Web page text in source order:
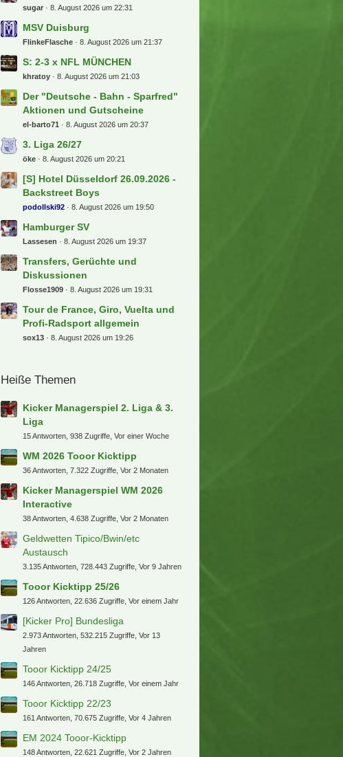
sugar 8. August 2026 um 22:31
MSV Duisburg
FlinkeFlasche 8. August 2026 um 21:37
S: 2-3 x NFL MÜNCHEN
khratoy 8. August 2026 um 21:03
Der "Deutsche - Bahn - Sparfred"
Aktionen und Gutscheine
el-barto71 8. August 2026 um 20:37
3. Liga 26/27
öke 8. August 2026 um 20:21
[S] Hotel Düsseldorf 26.09.2026 -
Backstreet Boys
podollski92 8. August 2026 um 19:50
Hamburger SV
Lassesen 8. August 2026 um 19:37
Transfers, Gerüchte und
Diskussionen
Flosse1909 8. August 2026 um 19:31
Tour de France, Giro, Vuelta und
Profi-Radsport allgemein
sox13 8. August 2026 um 19:26
Heiße Themen
Kicker Managerspiel 2. Liga & 3.
Liga
15 Antworten, 938 Zugriffe, Vor einer Woche
WM 2026 Tooor Kicktipp
36 Antworten, 7.322 Zugriffe, Vor 2 Monaten
Kicker Managerspiel WM 2026
Interactive
38 Antworten, 4.638 Zugriffe, Vor 2 Monaten
Geldwetten Tipico/Bwin/etc
Austausch
3.135 Antworten, 728.443 Zugriffe, Vor 9 Jahren
Tooor Kicktipp 25/26
126 Antworten, 22.636 Zugriffe, Vor einem Jahr
[Kicker Pro] Bundesliga
2.973 Antworten, 532.215 Zugriffe, Vor 13
Jahren
Tooor Kicktipp 24/25
146 Antworten, 26.718 Zugriffe, Vor einem Jahr
Tooor Kicktipp 22/23
161 Antworten, 70.675 Zugriffe, Vor 4 Jahren
EM 2024 Tooor-Kicktipp
148 Antworten, 22.621 Zugriffe, Vor 2 Jahren